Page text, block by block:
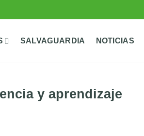
SALVAGUARDIA NOTICIAS
y aprendizaje